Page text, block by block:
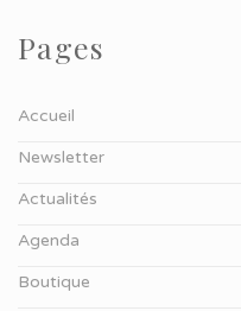
Pages
Accueil
Newsletter
Actualités
Agenda
Boutique